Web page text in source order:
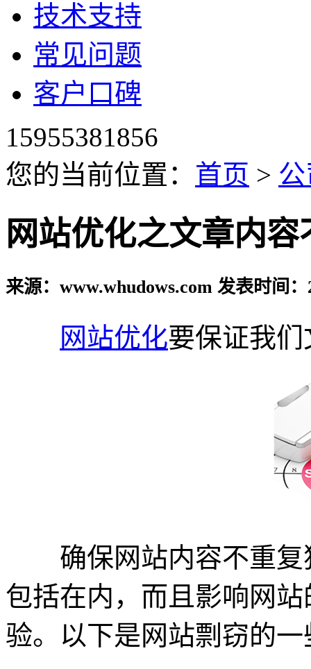
技术支持
常见问题
客户口碑
15955381856
您的当前位置： 首页 >
网站优化之文章内容
来源：www.whudows.com 发表时间：
网站优化要保证我
确保网站内容不重复
包括在内，而且影响网
验。以下是网站剽窃的